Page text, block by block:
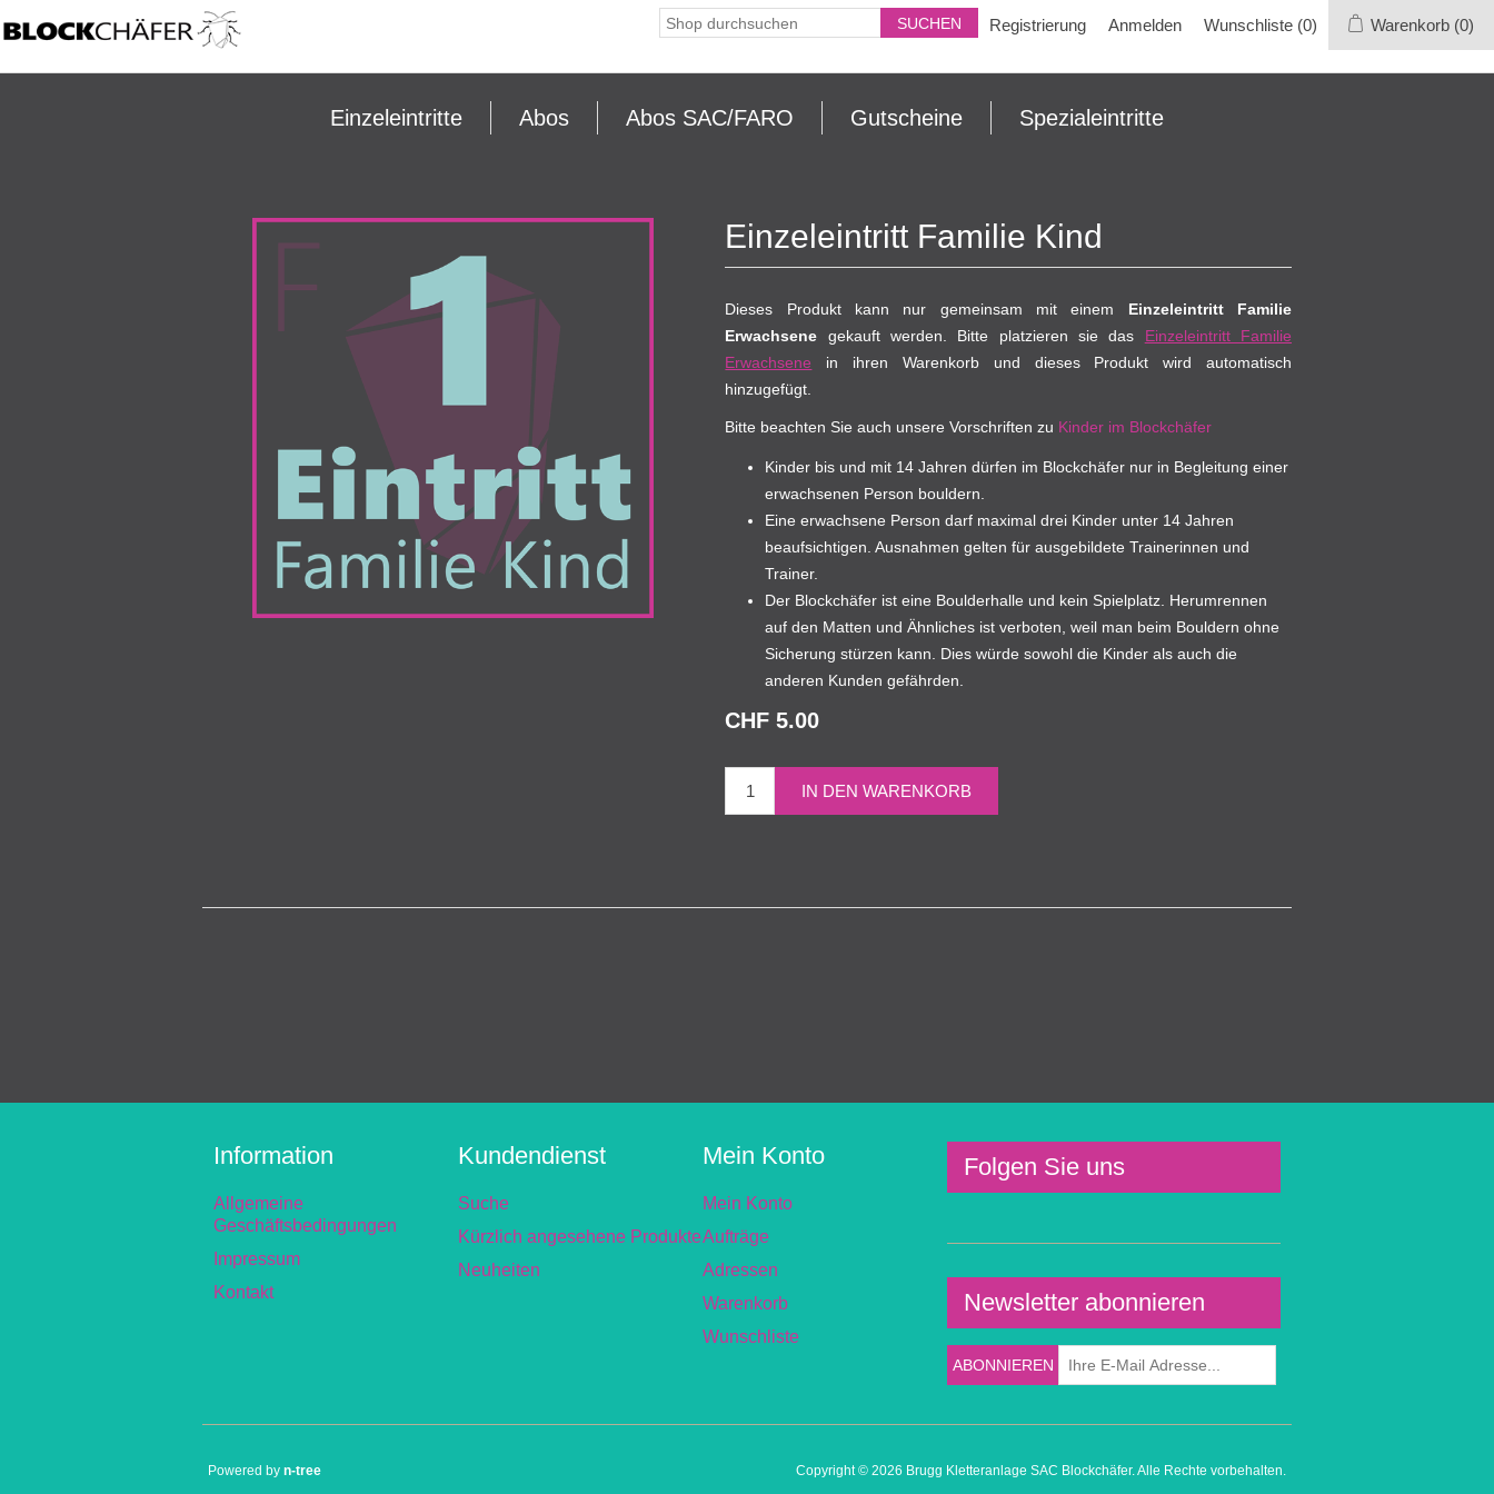
Registrierung Anmelden Wunschliste (0) Warenkorb (0)
Einzeleintritte Abos Abos SAC/FARO Gutscheine Spezialeintritte
Einzeleintritt Familie Kind
Dieses Produkt kann nur gemeinsam mit einem Einzeleintritt Familie
Erwachsene gekauft werden. Bitte platzieren sie das Einzeleintritt Familie
Erwachsene in ihren Warenkorb und dieses Produkt wird automatisch
hinzugefügt.
Bitte beachten Sie auch unsere Vorschriften zu Kinder im Blockchäfer
Kinder bis und mit 14 Jahren dürfen im Blockchäfer nur in Begleitung einer
erwachsenen Person bouldern.
Eine erwachsene Person darf maximal drei Kinder unter 14 Jahren
beaufsichtigen. Ausnahmen gelten für ausgebildete Trainerinnen und
Trainer.
Der Blockchäfer ist eine Boulderhalle und kein Spielplatz. Herumrennen
auf den Matten und Ähnliches ist verboten, weil man beim Bouldern ohne
Sicherung stürzen kann. Dies würde sowohl die Kinder als auch die
anderen Kunden gefährden.
CHF 5.00
Information
Allgemeine
Geschäftsbedingungen
Impressum
Kontakt
Kundendienst
Suche
Kürzlich angesehene Produkte
Neuheiten
Mein Konto
Mein Konto
Aufträge
Adressen
Warenkorb
Wunschliste
Folgen Sie uns
Newsletter abonnieren
Copyright © 2026 Brugg Kletteranlage SAC Blockchäfer. Alle Rechte vorbehalten.
Powered by n-tree